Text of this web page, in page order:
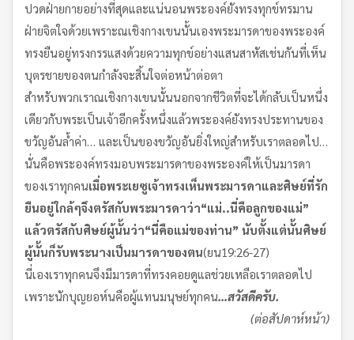
ปวดฝ่ายกายอย่างที่สุดและแน่นอนพระองค์ยังทรงทุกข์ทรมาน
ฝ่ายจิตใจด้วยเพราะณเชิงกางเขนนั้นเองพระมารดาของพระองค์
ทรงยืนอยู่ทรงกรรแสงด้วยความทุกข์อย่างแสนสาหัสเช่นกันที่เห็น
บุตรชายของตนกำลังจะสิ้นใจต่อหน้าต่อตา
สำหรับพวกเราณเชิงกางเขนนั้นนอกจากชีวิตที่จะได้กลับเป็นหนึ่ง
เดียวกับพระเป็นเจ้าอีกครั้งหนึ่งแล้วพระองค์ยังทรงประทานของ
ขวัญอันล้ำค่า… และเป็นของขวัญอันยิ่งใหญ่สำหรับเราตลอดไป…
นั่นคือพระองค์ทรงมอบพระมารดาของพระองค์ให้เป็นมารดา
ของเราทุกคนเมื่อพระเยซูเจ้าทรงเห็นพระมารดาและศิษย์ที่รัก
ยืนอยู่ใกล้ๆจึงตรัสกับพระมารดาว่า“แม่..นี่คือลูกของแม่”
แล้วตรัสกับศิษย์ผู้นั้นว่า“นี่คือแม่ของท่าน” นับตั้งแต่นั้นศิษย์
ผู้นั้นก็รับพระนางเป็นมารดาของตน(ยน19:26-27)
นี่เองเราทุกคนจึงมีมารดาที่ทรงคอยดูแลช่วยเหลือเราตลอดไป
เพราะนักบุญยอห์นคือผู้แทนมนุษย์ทุกคน…สวัสดีครับ.
(ต่อสัปดาห์หน้า)